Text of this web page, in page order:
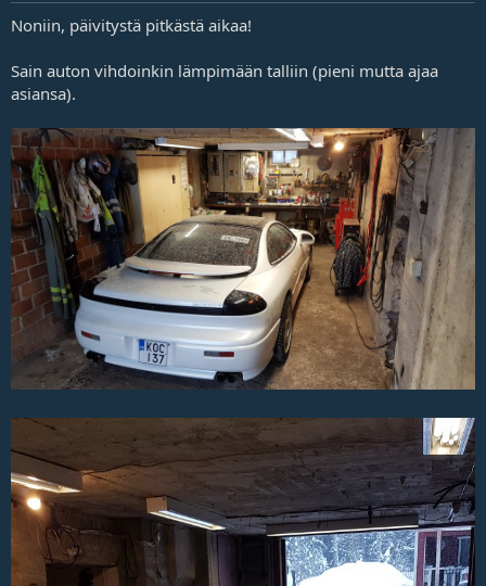
Noniin, päivitystä pitkästä aikaa!
Sain auton vihdoinkin lämpimään talliin (pieni mutta ajaa
asiansa).